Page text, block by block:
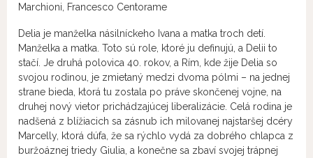
Marchioni, Francesco Centorame
Delia je manželka násilníckeho Ivana a matka troch detí.
Manželka a matka. Toto sú role, ktoré ju definujú, a Delii to
stačí. Je druhá polovica 40. rokov, a Rím, kde žije Delia so
svojou rodinou, je zmietaný medzi dvoma pólmi – na jednej
strane bieda, ktorá tu zostala po práve skončenej vojne, na
druhej nový vietor prichádzajúcej liberalizácie. Celá rodina je
nadšená z blížiacich sa zásnub ich milovanej najstaršej dcéry
Marcelly, ktorá dúfa, že sa rýchlo vydá za dobrého chlapca z
buržoáznej triedy Giulia, a konečne sa zbaví svojej trápnej